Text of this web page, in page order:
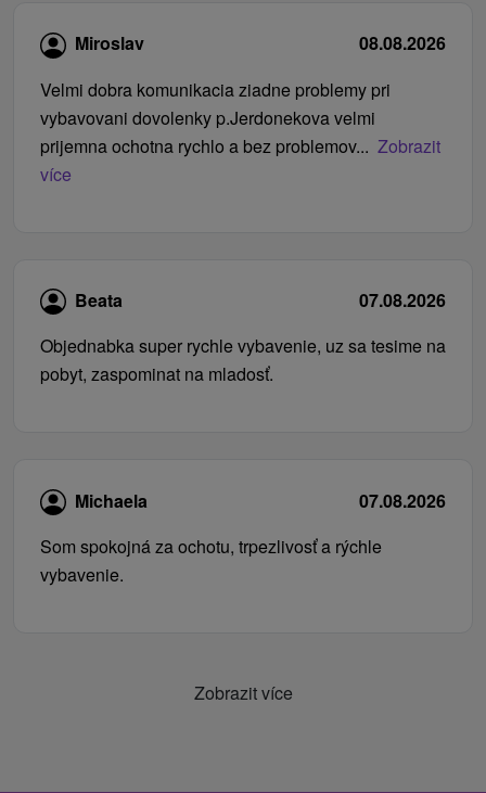
Miroslav
08.08.2026
Velmi dobra komunikacia ziadne problemy pri
vybavovani dovolenky p.Jerdonekova velmi
prijemna ochotna rychlo a bez problemov... Zobrazit
více
Beata
07.08.2026
Objednabka super rychle vybavenie, uz sa tesime na
pobyt, zaspominat na mladosť.
Michaela
07.08.2026
Som spokojná za ochotu, trpezlivosť a rýchle
vybavenie.
Zobrazit více